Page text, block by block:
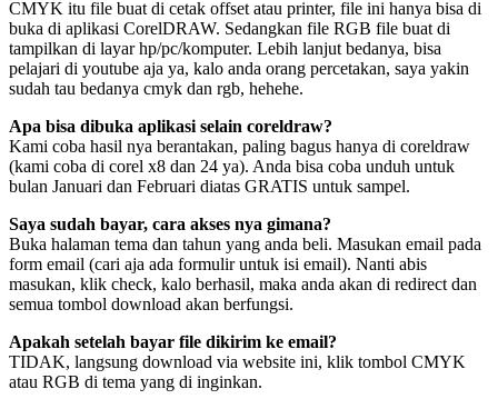
CMYK itu file buat di cetak offset atau printer, file ini hanya bisa di
buka di aplikasi CorelDRAW. Sedangkan file RGB file buat di
tampilkan di layar hp/pc/komputer. Lebih lanjut bedanya, bisa
pelajari di youtube aja ya, kalo anda orang percetakan, saya yakin
sudah tau bedanya cmyk dan rgb, hehehe.
Apa bisa dibuka aplikasi selain coreldraw?
Kami coba hasil nya berantakan, paling bagus hanya di coreldraw
(kami coba di corel x8 dan 24 ya). Anda bisa coba unduh untuk
bulan Januari dan Februari diatas GRATIS untuk sampel.
Saya sudah bayar, cara akses nya gimana?
Buka halaman tema dan tahun yang anda beli. Masukan email pada
form email (cari aja ada formulir untuk isi email). Nanti abis
masukan, klik check, kalo berhasil, maka anda akan di redirect dan
semua tombol download akan berfungsi.
Apakah setelah bayar file dikirim ke email?
TIDAK, langsung download via website ini, klik tombol CMYK
atau RGB di tema yang di inginkan.